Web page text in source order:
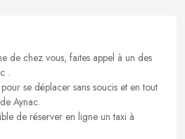
de chez vous, faites appel à un des
.
se déplacer sans soucis et en tout
Aynac.
de réserver en ligne un taxi à